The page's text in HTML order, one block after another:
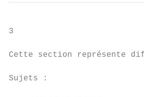
3
Cette section représente
Sujets :